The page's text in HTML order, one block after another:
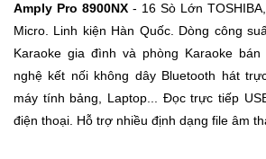
Amply Pro 8900NX - 16 Sò Lớn
Micro. Linh kiện Hàn Quốc. Dòng công
Karaoke gia đình và phòng Karaoke bán
nghệ kết nối không dây Bluetooth hát
máy tính bảng, Laptop... Đọc trực tiếp
điện thoại. Hỗ trợ nhiều định dạng file âm